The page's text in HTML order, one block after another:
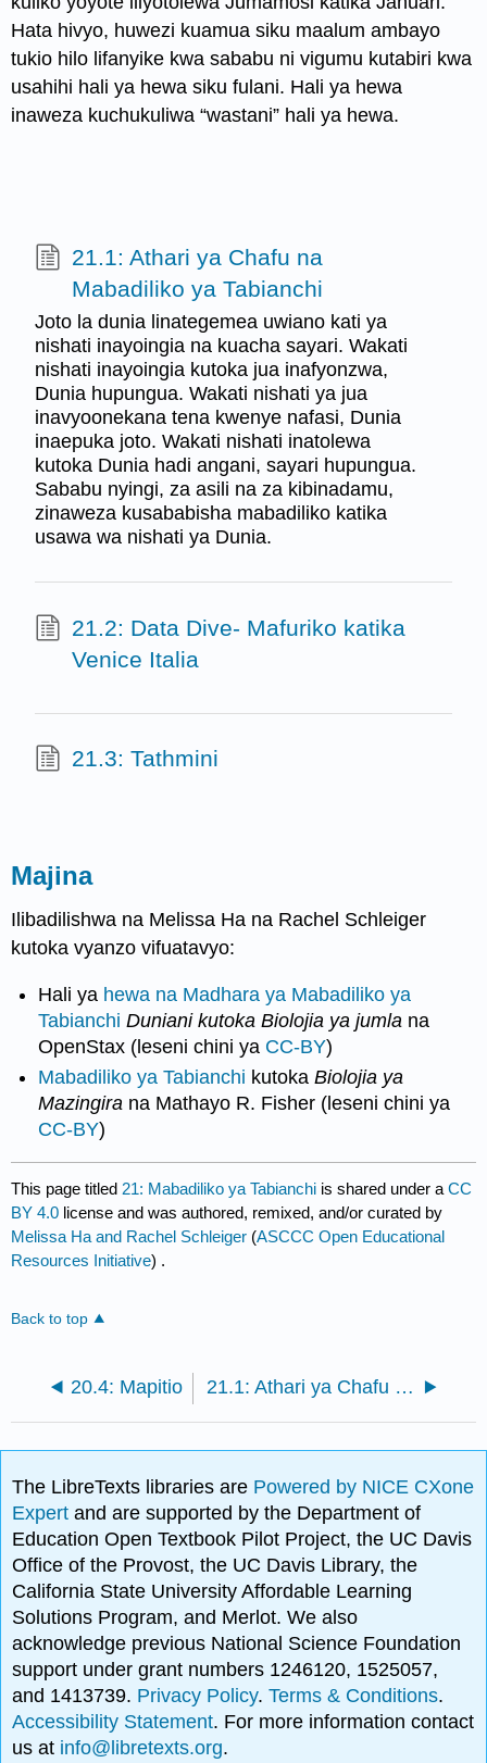
Hata hivyo, huwezi kuamua siku maalum ambayo
tukio hilo lifanyike kwa sababu ni vigumu kutabiri kwa
usahihi hali ya hewa siku fulani. Hali ya hewa
inaweza kuchukuliwa “wastani” hali ya hewa.
21.1: Athari ya Chafu na
Mabadiliko ya Tabianchi
Joto la dunia linategemea uwiano kati ya
nishati inayoingia na kuacha sayari. Wakati
nishati inayoingia kutoka jua inafyonzwa,
Dunia hupungua. Wakati nishati ya jua
inavyoonekana tena kwenye nafasi, Dunia
inaepuka joto. Wakati nishati inatolewa
kutoka Dunia hadi angani, sayari hupungua.
Sababu nyingi, za asili na za kibinadamu,
zinaweza kusababisha mabadiliko katika
usawa wa nishati ya Dunia.
21.2: Data Dive- Mafuriko katika
Venice Italia
21.3: Tathmini
Majina
Ilibadilishwa na Melissa Ha na Rachel Schleiger
kutoka vyanzo vifuatavyo:
Hali ya hewa na Madhara ya Mabadiliko ya
Tabianchi Duniani kutoka Biolojia ya jumla na
OpenStax (leseni chini ya CC-BY)
Mabadiliko ya Tabianchi kutokaBiolojia ya
Mazingira na Mathayo R. Fisher (leseni chini ya
CC-BY)
This page titled 21: Mabadiliko ya Tabianchi is shared under aCC
BY 4.0 license and was authored, remixed, and/or curated by
Melissa Ha and Rachel Schleiger (ASCCC Open Educational
Resources Initiative) .
Back to top
20.4: Mapitio 21.1: Athari ya Chafu na Mabadiliko ya Tabianchi
The LibreTexts libraries are Powered by NICE CXone
Expertand are supported by the Department of
Education Open Textbook Pilot Project, the UC Davis
Office of the Provost, the UC Davis Library, the
California State University Affordable Learning
Solutions Program, and Merlot. We also
acknowledge previous National Science Foundation
support under grant numbers 1246120, 1525057,
and 1413739. Privacy Policy.Terms & Conditions.
Accessibility Statement. For more information contact
us at info@libretexts.org.